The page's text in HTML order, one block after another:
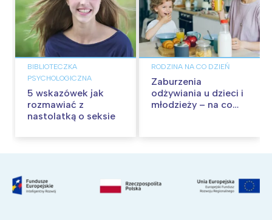
BIBLIOTECZKA
PSYCHOLOGICZNA
5 wskazówek jak
rozmawiać z
nastolatką o seksie
RODZINA NA CO DZIEŃ
Zaburzenia
odżywiania u dzieci i
młodzieży – na co